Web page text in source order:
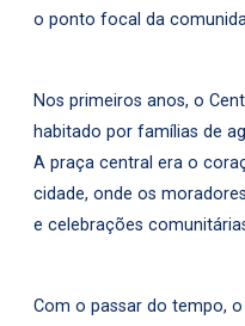
o ponto focal da
Nos primeiros anos, o
habitado por famílias de
A praça central era o
cidade, onde os
e celebrações
Com o passar do tempo,